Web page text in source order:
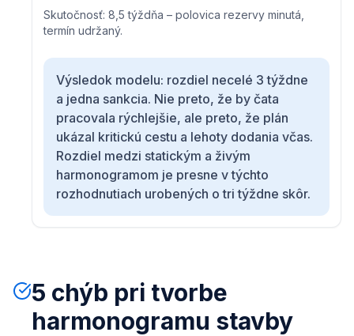
Skutočnosť: 8,5 týždňa – polovica rezervy minutá,
termín udržaný.
Výsledok modelu: rozdiel necelé 3 týždne
a jedna sankcia. Nie preto, že by čata
pracovala rýchlejšie, ale preto, že plán
ukázal kritickú cestu a lehoty dodania včas.
Rozdiel medzi statickým a živým
harmonogramom je presne v týchto
rozhodnutiach urobených o tri týždne skôr.
5 chýb pri tvorbe
harmonogramu stavby